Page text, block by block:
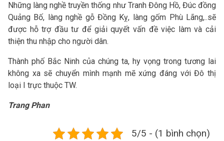
Những làng nghề truyền thống như Tranh Đông Hồ, Đúc đồng
Quảng Bố, làng nghề gỗ Đồng Kỵ, làng gốm Phù Lãng,..sẽ
được hỗ trợ đầu tư để giải quyết vấn đề việc làm và cải
thiện thu nhập cho người dân.
Thành phố Bắc Ninh của chúng ta, hy vọng trong tương lai
không xa sẽ chuyển mình mạnh mẽ xứng đáng với Đô thị
loại I trực thuộc TW.
Trang Phan
5/5 - (1 bình chọn)